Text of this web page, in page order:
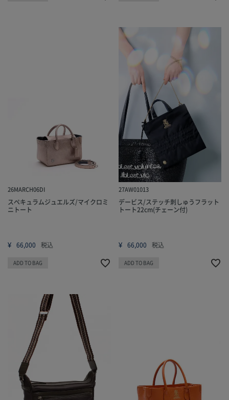
26MARCH06DI
スペキュラムジュエルズ/マイクロミ
ニトート
¥ 66,000 税込
ADD TO BAG
27AW01013
デービス/ステッチ刺しゅうフラット
トート22cm(チェーン付)
¥ 66,000 税込
ADD TO BAG